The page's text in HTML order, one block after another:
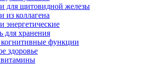
для щитовидной железы
из коллагена
энергетические
для хранения
функции
здоровье